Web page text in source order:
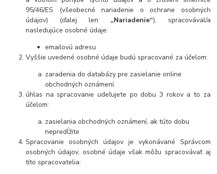
95/46/ES (všeobecné nariadenie o ochrane osobných
údajov) (ďalej len „Nariadenie“), spracovával/a
nasledujúce osobné údaje:
emailovú adresu
Vyššie uvedené osobné údaje budú spracované za účelom:
zaradenia do databázy pre zasielanie online
obchodných oznámení.
úhlas na spracovanie udeľujete po dobu 3 rokov a to za
účelom:
zasielania obchodných oznámení, ak túto dobu
nepredĺžite
Spracovanie osobných údajov je vykonávané Správcom
osobných údajov, osobné údaje však môžu spracovávať aj
títo spracovatelia: